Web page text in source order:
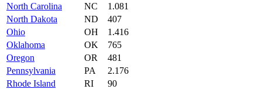
North Carolina
NC
1.081
North Dakota
ND
407
Ohio
OH
1.416
Oklahoma
OK
765
Oregon
OR
481
Pennsylvania
PA
2.176
Rhode Island
RI
90